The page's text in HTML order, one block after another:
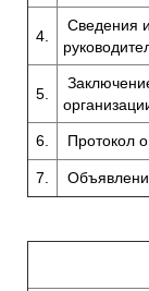
4.
Сведения
5.
6. Протокол
7.